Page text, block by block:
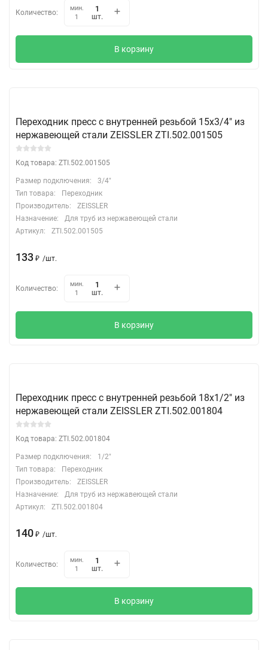
Количество:
мин.
1
шт.
В корзину
Переходник пресс с внутренней резьбой 15х3/4" из
нержавеющей стали ZEISSLER ZTI.502.001505
Код товара: ZTI.502.001505
Размер подключения:
3/4"
Тип товара:
Переходник
Производитель:
ZEISSLER
Назначение:
Для труб из нержавеющей стали
Артикул:
ZTI.502.001505
133 ₽ /шт.
Количество:
мин.
1
шт.
В корзину
Переходник пресс с внутренней резьбой 18х1/2" из
нержавеющей стали ZEISSLER ZTI.502.001804
Код товара: ZTI.502.001804
Размер подключения:
1/2"
Тип товара:
Переходник
Производитель:
ZEISSLER
Назначение:
Для труб из нержавеющей стали
Артикул:
ZTI.502.001804
140 ₽ /шт.
Количество:
мин.
1
шт.
В корзину